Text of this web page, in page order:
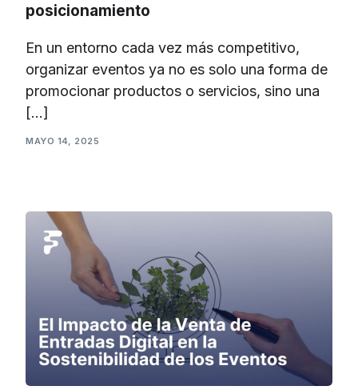
posicionamiento
En un entorno cada vez más competitivo,
organizar eventos ya no es solo una forma de
promocionar productos o servicios, sino una
[…]
MAYO 14, 2025